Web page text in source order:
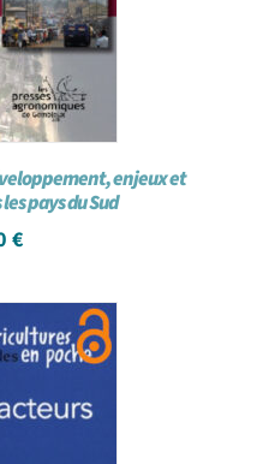
enjeux et
pays du Sud
€